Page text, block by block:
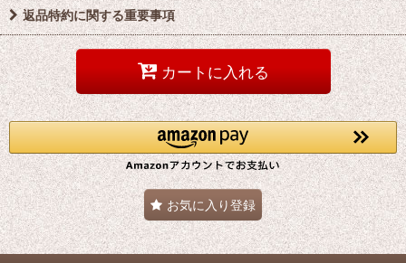
返品特約に関する重要事項
カートに入れる
お気に入り登録